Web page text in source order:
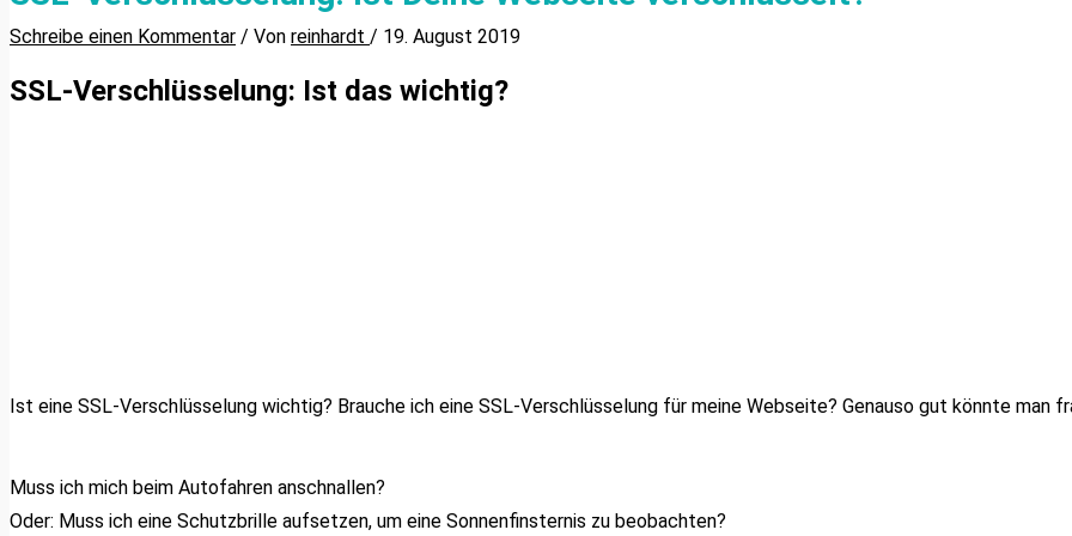
Schreibe einen Kommentar / Von reinhardt / 19. August 2019
SSL-Verschlüsselung: Ist das wichtig?
Ist eine SSL-Verschlüsselung wichtig? Brauche ich eine SSL-Verschlüsselung für meine Webseite? Genauso gut könnte man
Muss ich mich beim Autofahren anschnallen?
Oder: Muss ich eine Schutzbrille aufsetzen, um eine Sonnenfinsternis zu beobachten?